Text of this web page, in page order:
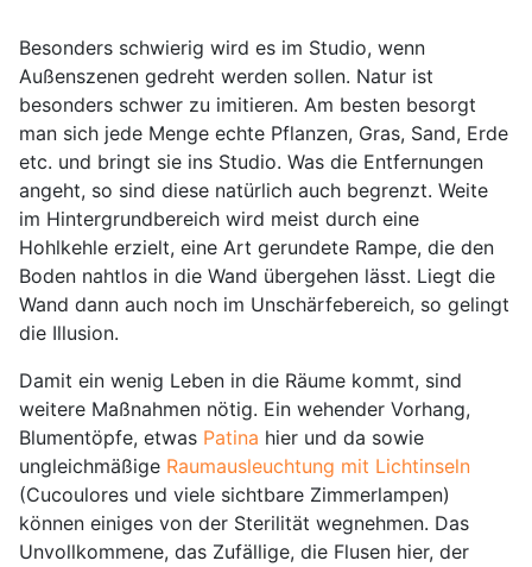
Besonders schwierig wird es im Studio, wenn
Außenszenen gedreht werden sollen. Natur ist
besonders schwer zu imitieren. Am besten besorgt
man sich jede Menge echte Pflanzen, Gras, Sand, Erde
etc. und bringt sie ins Studio. Was die Entfernungen
angeht, so sind diese natürlich auch begrenzt. Weite
im Hintergrundbereich wird meist durch eine
Hohlkehle erzielt, eine Art gerundete Rampe, die den
Boden nahtlos in die Wand übergehen lässt. Liegt die
Wand dann auch noch im Unschärfebereich, so gelingt
die Illusion.
Damit ein wenig Leben in die Räume kommt, sind
weitere Maßnahmen nötig. Ein wehender Vorhang,
Blumentöpfe, etwas Patina hier und da sowie
ungleichmäßige Raumausleuchtung mit Lichtinseln
(Cucoulores und viele sichtbare Zimmerlampen)
können einiges von der Sterilität wegnehmen. Das
Unvollkommene, das Zufällige, die Flusen hier, der